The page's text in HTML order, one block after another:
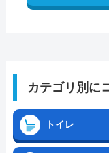
カテゴリ別に
トイレ